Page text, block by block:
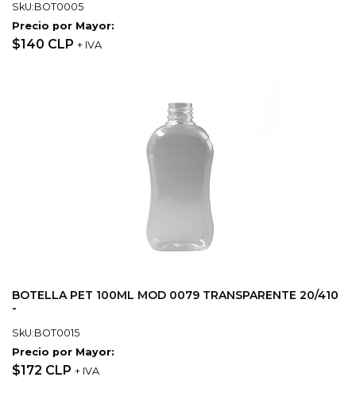
SkU:BOT0005
Precio por Mayor:
$140 CLP + IVA
BOTELLA PET 100ML MOD 0079 TRANSPARENTE 20/410
-
SkU:BOT0015
Precio por Mayor:
$172 CLP + IVA